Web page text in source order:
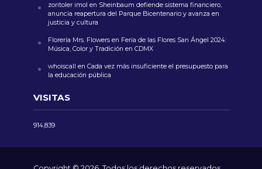
zoritoler imol en Sheinbaum defiende sistema financiero,
anuncia reapertura del Parque Bicentenario y avanza en
justicia y cultura
Florería Mrs. Flowersen Feria de las Flores San Ángel 2024:
Música, Color y Tradición en CDMX
whoiscall en Cada vez más insuficiente el presupuesto para
la educación pública
VISITAS
914,839